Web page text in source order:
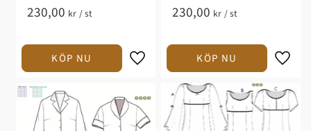
230,00 kr /st 230,00 kr /st